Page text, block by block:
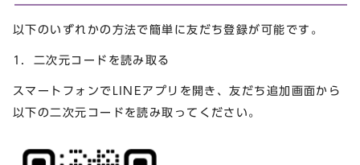
以下のいずれかの方法で簡単に友だち登録が可能です。
1．二次元コードを読み取る
スマートフォンでLINEアプリを開き、友だち追加画面から
以下の二次元コードを読み取ってください。